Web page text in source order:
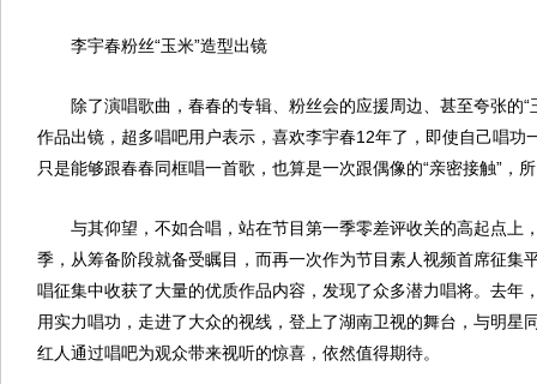
李宇春粉丝“玉米”造型出镜
除了演唱歌曲，春春的专辑、粉丝会的应援周边、甚至夸张的“
作品出镜，超多唱吧用户表示，喜欢李宇春12年了，即使自己唱功
只是能够跟春春同框唱一首歌，也算是一次跟偶像的“亲密接触”，
与其仰望，不如合唱，站在节目第一季零差评收关的高起点上
季，从筹备阶段就备受瞩目，而再一次作为节目素人视频首席征集
唱征集中收获了大量的优质作品内容，发现了众多潜力唱将。去年
用实力唱功，走进了大众的视线，登上了湖南卫视的舞台，与明星
红人通过唱吧为观众带来视听的惊喜，依然值得期待。